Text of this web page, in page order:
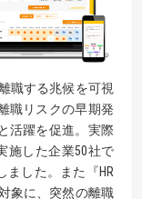
職する兆候を可視
職リスクの早期発
活躍を促進。実際
施した企業50社で
ました。また『HR
象に、突然の離職